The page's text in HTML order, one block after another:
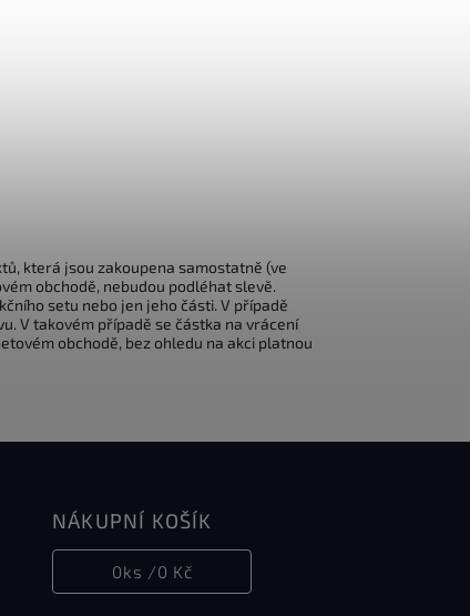
která jsou zakoupena samostatně (ve
obchodě, nebudou podléhat slevě.
setu nebo jen jeho části. V případě
V takovém případě se částka na vrácení
obchodě, bez ohledu na akci platnou
NÁKUPNÍ KOŠÍK
0ks /0 Kč